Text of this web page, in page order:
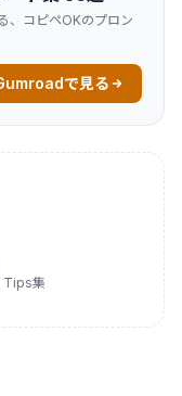
、コピペOKのプロン
で見る
Tips集